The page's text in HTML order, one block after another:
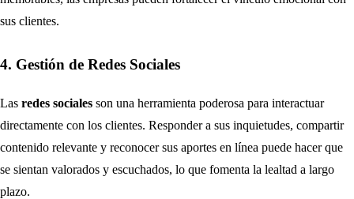
sus clientes.
4. Gestión de Redes Sociales
Las redes sociales son una herramienta poderosa para interactuar
directamente con los clientes. Responder a sus inquietudes, compartir
contenido relevante y reconocer sus aportes en línea puede hacer que
se sientan valorados y escuchados, lo que fomenta la lealtad a largo
plazo.